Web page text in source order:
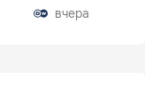
вчера